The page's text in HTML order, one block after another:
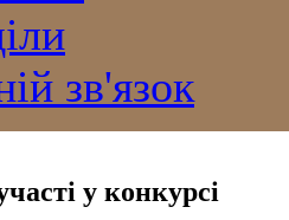
зв'язок
у конкурсі